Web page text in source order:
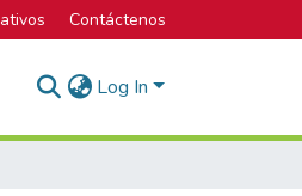
Contáctenos
Log In